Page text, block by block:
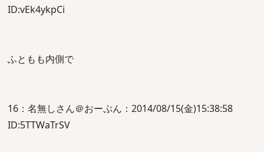
ID:vEk4ykpCi
ふともも内側で
16：名無しさん＠おーぷん：2014/08/15(金)15:38:58
ID:5TTWaTrSV